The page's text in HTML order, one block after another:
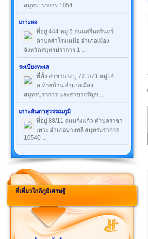
สมุทรปราการ 1054 ...
เกาะยอ
ที่อยู่ 444 หมู่ 5 ถนนศรีนครินทร์
ตำบลสำโรงเหนือ อำเภอเมือง
จังหวัดสมุทรปราการ 1 ...
ระเบียงทะเล
ที่ตั้ง สาขาบางปู 72 1/71 หมู่14
ต.ท้ายบ้าน อำเภอเมือง
สมุทรปราการ และสาขาจรัญฯ ...
เกาะลันตาสุวรรณภูมิ
ที่อยู่ 88/11 ถนนกิ่งแก้ว ตำบลราชา
เทวะ อำเภอบางพลี สมุทรปราการ
10540 ...
ที่เที่ยวใกล้ภูมิเศรษฐี